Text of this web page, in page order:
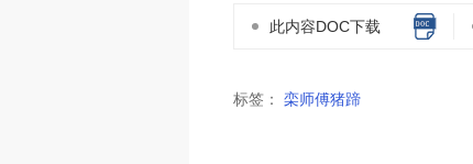
此内容DOC下载
标签： 栾师傅猪蹄